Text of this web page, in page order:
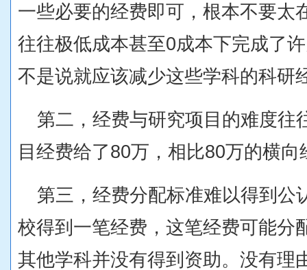
一些必要的经费即可，根本不要太
往往极低成本甚至0成本下完成了
不是说就应该减少这些学科的科研
第二，经费与研究项目的难度往
目经费给了80万，相比80万的横
第三，经费分配标准难以得到公
校得到一笔经费，这笔经费可能分
其他学科并没有得到资助。没有理